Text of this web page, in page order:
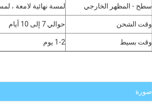
سطح - المظهر الخارجي لمسة نهائية لامعة ،
وقت الشحن حوالي 7 إلى 10 أيام
وقت بسيط 1-2 يوم
صورة